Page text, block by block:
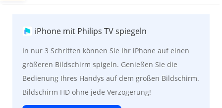
iPhone mit Philips TV spiegeln
In nur 3 Schritten können Sie Ihr iPhone auf einen
größeren Bildschirm spigeln. Genießen Sie die
Bedienung Ihres Handys auf dem großen Bildschirm.
Bildschirm HD ohne jede Verzögerung!